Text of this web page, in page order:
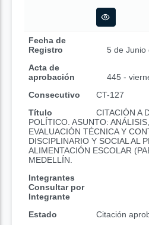
Fecha de
Registro
5 de Junio
Acta de
aprobación
445 -
Consecutivo
CT-127
Título
CITACIÓN A
POLÍTICO. ASUNTO:
EVALUACIÓN TÉCNICA Y
DISCIPLINARIO Y SOCIAL AL
ALIMENTACIÓN ESCOLAR
MEDELLÍN.
Integrantes
Consultar por
Integrante
Estado
Citación